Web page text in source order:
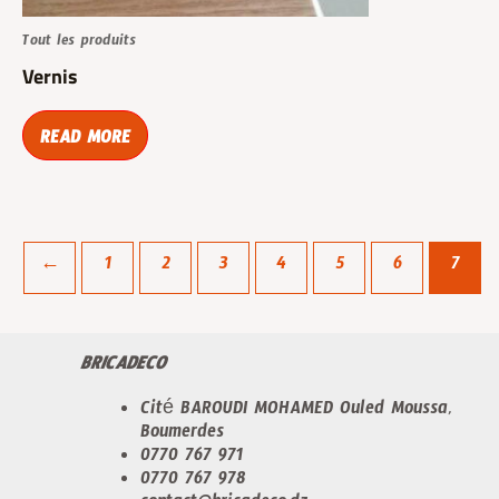
Tout les produits
Vernis
READ MORE
← 1 2 3 4 5 6 7
BRICADECO
Cité BAROUDI MOHAMED Ouled Moussa,
Boumerdes
0770 767 971
0770 767 978